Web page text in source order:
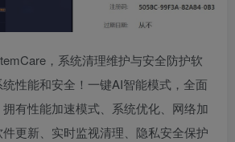
，系统清理维护与安全防护软
性能和安全！一键AI智能模式，全面
有性能加速模式、系统优化、网络加
更新、实时监视清理、隐私安全保护